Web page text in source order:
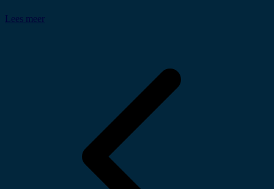
Lees meer